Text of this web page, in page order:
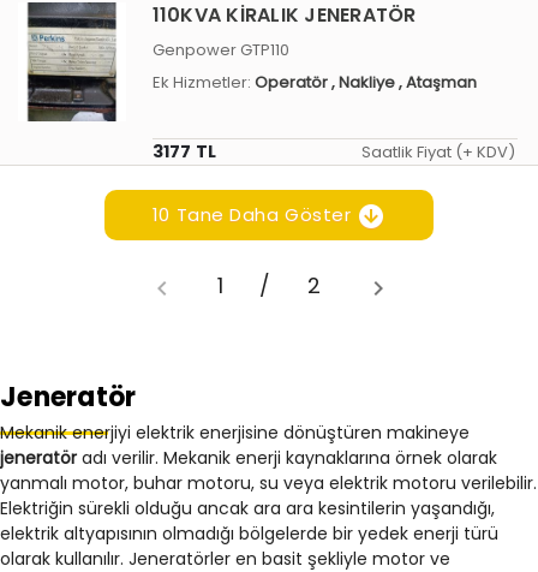
110KVA KİRALIK JENERATÖR
Genpower GTP110
Ek Hizmetler: Operatör, Nakliye, Ataşman
3177 TL Saatlik Fiyat (+ KDV)
10 Tane Daha Göster
1 / 2
Jeneratör
Mekanik enerjiyi elektrik enerjisine dönüştüren makineye
jeneratör adı verilir. Mekanik enerji kaynaklarına örnek olarak
yanmalı motor, buhar motoru, su veya elektrik motoru verilebilir.
Elektriğin sürekli olduğu ancak ara ara kesintilerin yaşandığı,
elektrik altyapısının olmadığı bölgelerde bir yedek enerji türü
olarak kullanılır. Jeneratörler en basit şekliyle motor ve